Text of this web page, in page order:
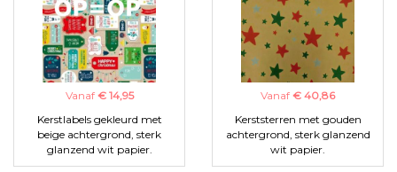
Vanaf € 14,95
Kerstlabels gekleurd met
beige achtergrond, sterk
glanzend wit papier.
Vanaf € 40,86
Kerststerren met gouden
achtergrond, sterk glanzend
wit papier.